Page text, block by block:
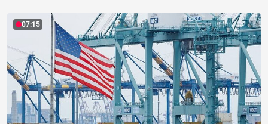
07:15